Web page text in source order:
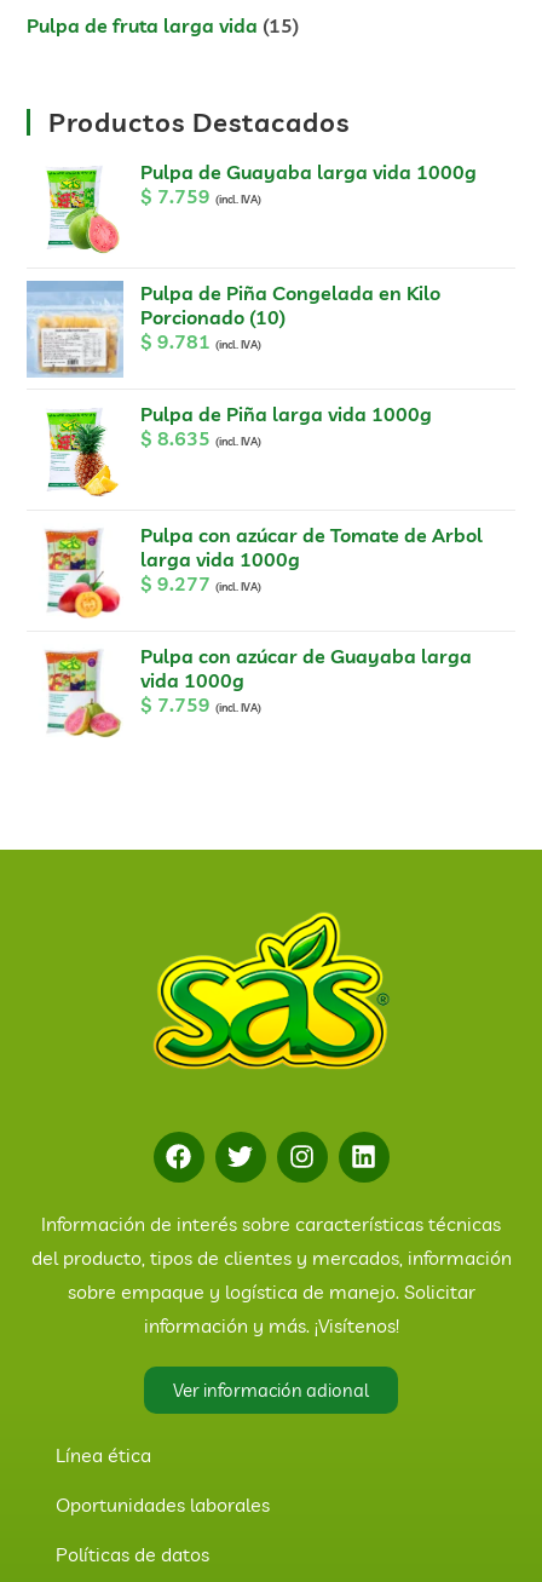
Pulpa de fruta larga vida 15
Productos Destacados
Pulpa de Guayaba larga vida 1000g
$ 7.759 (incl. IVA)
Pulpa de Piña Congelada en Kilo
Porcionado (10)
$ 9.781 (incl. IVA)
Pulpa de Piña larga vida 1000g
$ 8.635 (incl. IVA)
Pulpa con azúcar de Tomate de Arbol
larga vida 1000g
$ 9.277 (incl. IVA)
Pulpa con azúcar de Guayaba larga
vida 1000g
$ 7.759 (incl. IVA)
Información de interés sobre características técnicas
del producto, tipos de clientes y mercados, información
sobre empaque y logística de manejo. Solicitar
información y más. ¡Visítenos!
Ver información adional
Línea ética
Oportunidades laborales
Políticas de datos